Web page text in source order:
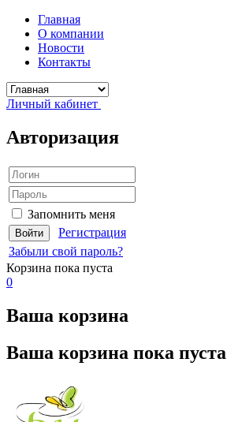
Главная
О компании
Новости
Контакты
Личный кабинет
Авторизация
Запомнить меня
Регистрация
Забыли свой пароль?
Корзина пока пуста
0
Ваша корзина
Ваша корзина пока пуста